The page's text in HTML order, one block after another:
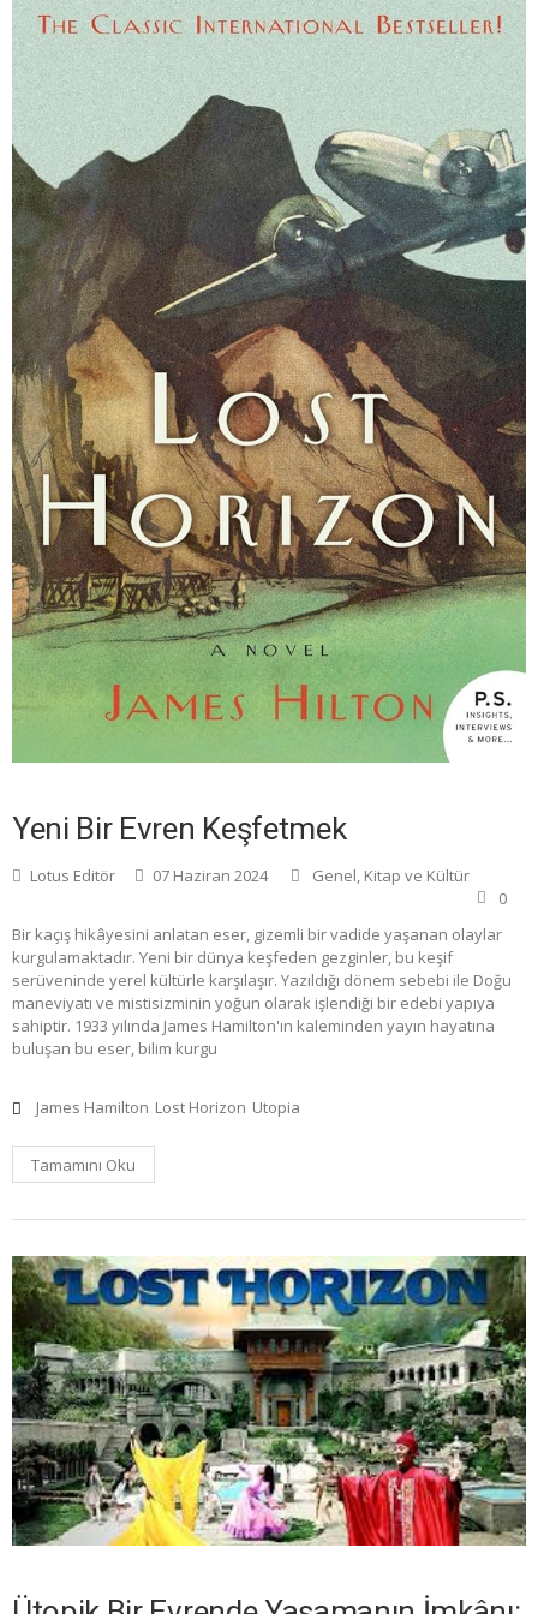
Yeni Bir Evren Keşfetmek
Lotus Editör 07 Haziran 2024 Genel, Kitap ve Kültür
0
Bir kaçış hikâyesini anlatan eser, gizemli bir vadide yaşanan olaylar
kurgulamaktadır. Yeni bir dünya keşfeden gezginler, bu keşif
serüveninde yerel kültürle karşılaşır. Yazıldığı dönem sebebi ile Doğu
maneviyatı ve mistisizminin yoğun olarak işlendiği bir edebi yapıya
sahiptir. 1933 yılında James Hamilton'ın kaleminden yayın hayatına
buluşan bu eser, bilim kurgu
James Hamilton Lost Horizon Utopia
Tamamını Oku